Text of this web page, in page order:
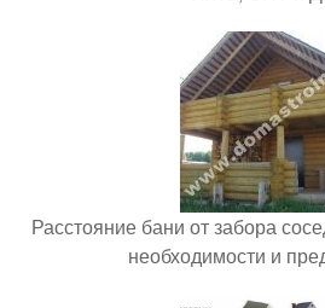
Расстояние бани от забора
необходимости и